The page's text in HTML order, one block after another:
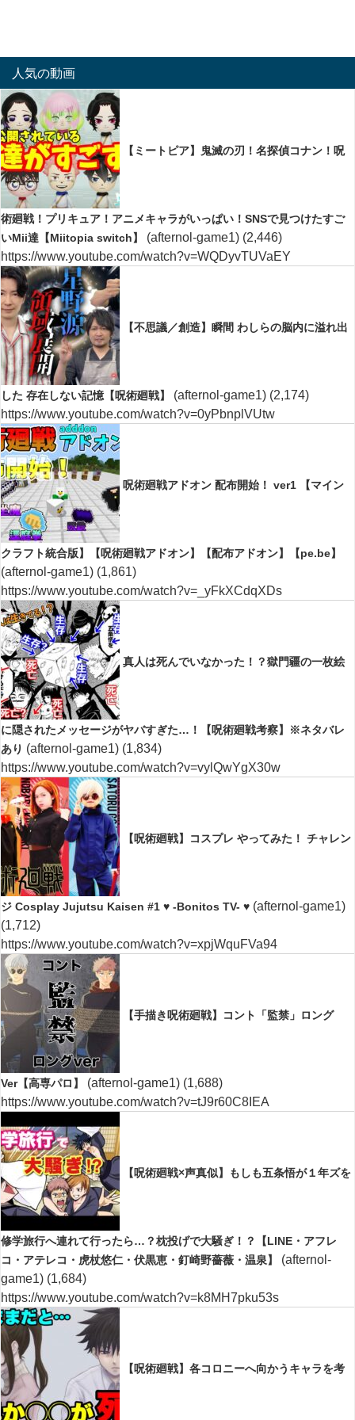
人気の動画
【ミートピア】鬼滅の刃！名探偵コナン！呪
術廻戦！プリキュア！アニメキャラがいっぱい！SNSで見つけたすご
いMii達【Miitopia switch】
(afternol-game1) (2,446)
https://www.youtube.com/watch?v=WQDyvTUVaEY
【不思議／創造】瞬間 わしらの脳内に溢れ出
した 存在しない記憶【呪術廻戦】 (afternol-game1) (2,174)
https://www.youtube.com/watch?v=0yPbnplVUtw
呪術廻戦アドオン 配布開始！ ver1 【マイン
クラフト統合版】【呪術廻戦アドオン】【配布アドオン】【pe.be】
(afternol-game1) (1,861)
https://www.youtube.com/watch?v=_yFkXCdqXDs
真人は死んでいなかった！？獄門疆の一枚絵
に隠されたメッセージがヤバすぎた…！【呪術廻戦考察】※ネタバレ
あり (afternol-game1) (1,834)
https://www.youtube.com/watch?v=vylQwYgX30w
【呪術廻戦】コスプレ やってみた！ チャレン
ジ Cosplay Jujutsu Kaisen #1 ♥ -Bonitos TV- ♥ (afternol-game1)
(1,712)
https://www.youtube.com/watch?v=xpjWquFVa94
【手描き呪術廻戦】コント「監禁」ロング
Ver【高専パロ】 (afternol-game1) (1,688)
https://www.youtube.com/watch?v=tJ9r60C8IEA
【呪術廻戦×声真似】もしも五条悟が１年ズを
修学旅行へ連れて行ったら…？枕投げで大騒ぎ！？【LINE・アフレ
コ・アテレコ・虎杖悠仁・伏黒恵・釘崎野薔薇・温泉】
(afternol-
game1) (1,684)
https://www.youtube.com/watch?v=k8MH7pku53s
【呪術廻戦】各コロニーへ向かうキャラを考